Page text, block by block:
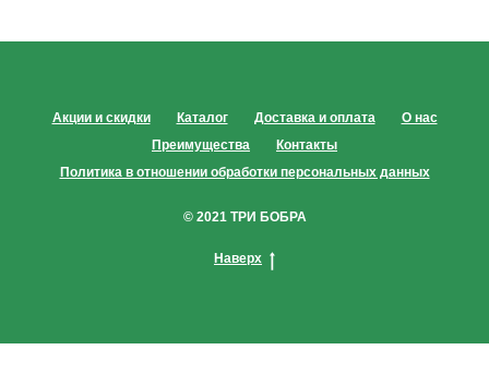
Акции и скидки Каталог Доставка и оплата
О нас
Преимущества
Контакты
Политика в отношении обработки персональных данных
© 2021 ТРИ БОБРА
Наверх